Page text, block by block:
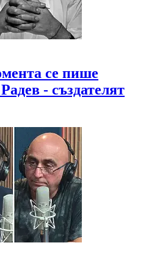
се пише
- създателят